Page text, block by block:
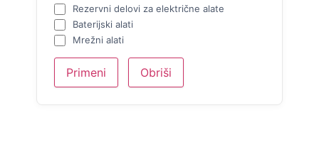
Rezervni delovi za električne alate
Baterijski alati
Mrežni alati
Primeni Obriši